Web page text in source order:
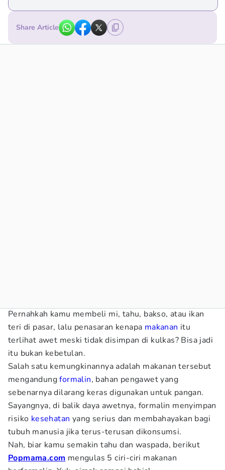
Share Article
Pernahkah kamu membeli mi, tahu, bakso, atau ikan
teri di pasar, lalu penasaran kenapa makanan itu
terlihat awet meski tidak disimpan di kulkas? Bisa jadi
itu bukan kebetulan.
Salah satu kemungkinannya adalah makanan tersebut
mengandungformalin, bahan pengawet yang
sebenarnya dilarang keras digunakan untuk pangan.
Sayangnya, di balik daya awetnya, formalin menyimpan
risiko kesehatan yang serius dan membahayakan bagi
tubuh manusia jika terus-terusan dikonsumsi.
Nah, biar kamu semakin tahu dan waspada, berikut
Popmama.com mengulas 5 ciri-ciri makanan